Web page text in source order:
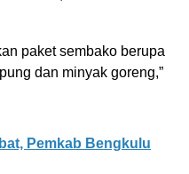
paket sembako berupa
dan minyak goreng,”
Pemkab Bengkulu